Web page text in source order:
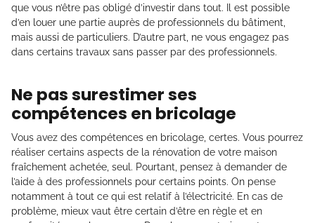
que vous n’être pas obligé d’investir dans tout. Il est possible
d’en louer une partie auprès de professionnels du bâtiment,
mais aussi de particuliers. D’autre part, ne vous engagez pas
dans certains travaux sans passer par des professionnels.
Ne pas surestimer ses
compétences en bricolage
Vous avez des compétences en bricolage, certes. Vous pourrez
réaliser certains aspects de la rénovation de votre maison
fraîchement achetée, seul. Pourtant, pensez à demander de
l’aide à des professionnels pour certains points. On pense
notamment à tout ce qui est relatif à l’électricité. En cas de
problème, mieux vaut être certain d’être en règle et en